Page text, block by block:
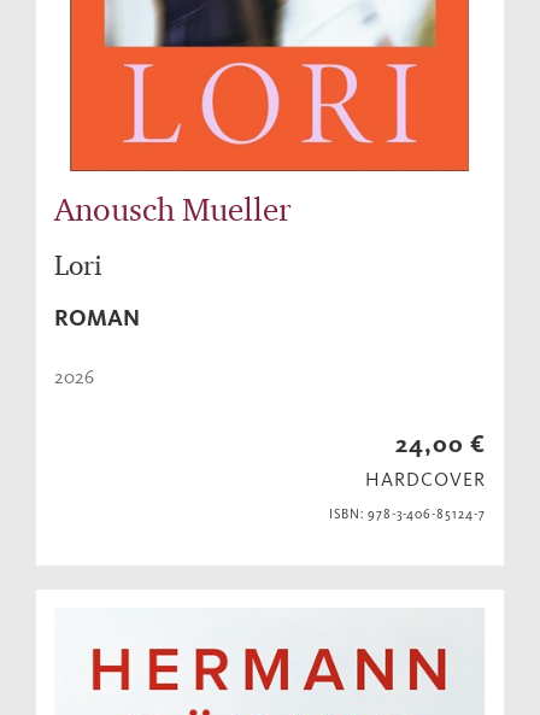
Anousch Mueller
Lori
ROMAN
2026
24,00 €
HARDCOVER
ISBN: 978-3-406-85124-7